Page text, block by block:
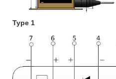
Type 1